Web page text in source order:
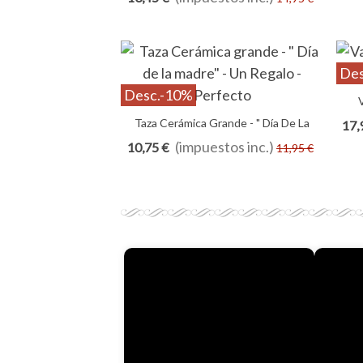
Desc.-10%
Vista Rápida
Taza Cerámica Grande - " Día De La
Madre" - Un Regalo - Perfecto
10,75 € (impuestos inc.) 11,95 €